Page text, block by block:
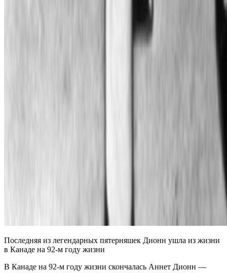
Последняя из легендарных пятерняшек Дионн ушла из жизни
в Канаде на 92-м году жизни
В Канаде на 92-м году жизни скончалась Аннет Дионн —